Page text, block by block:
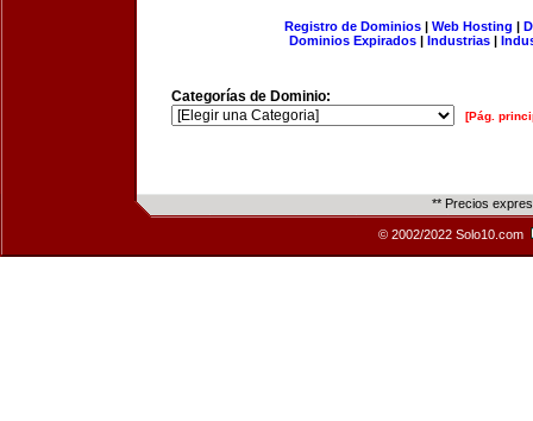
Registro de Dominios| Web Hosting |
Dominios Expirados | Industrias |
Categorías de Dominio:
[Pág.
** Precios
© 2002/2022 Solo10.com